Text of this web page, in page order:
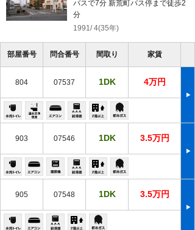
バスで7分 新荒町バス停まで徒歩2
分
1991/ 4(35年)
部屋番号 問合番号 間取り 家賃
804 07537 1DK 4万円
903 07546 1DK 3.5万円
905 07548 1DK 3.5万円